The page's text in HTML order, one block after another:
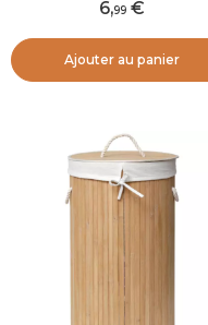
6,99
Ajouter au panier